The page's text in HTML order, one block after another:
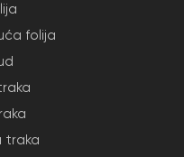
folija
traka